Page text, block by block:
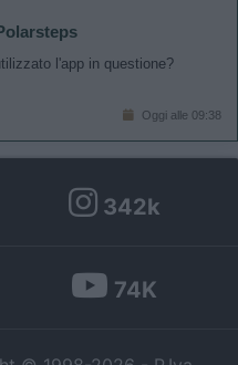
l'app in questione?
Oggi alle 09:38
342k
74K